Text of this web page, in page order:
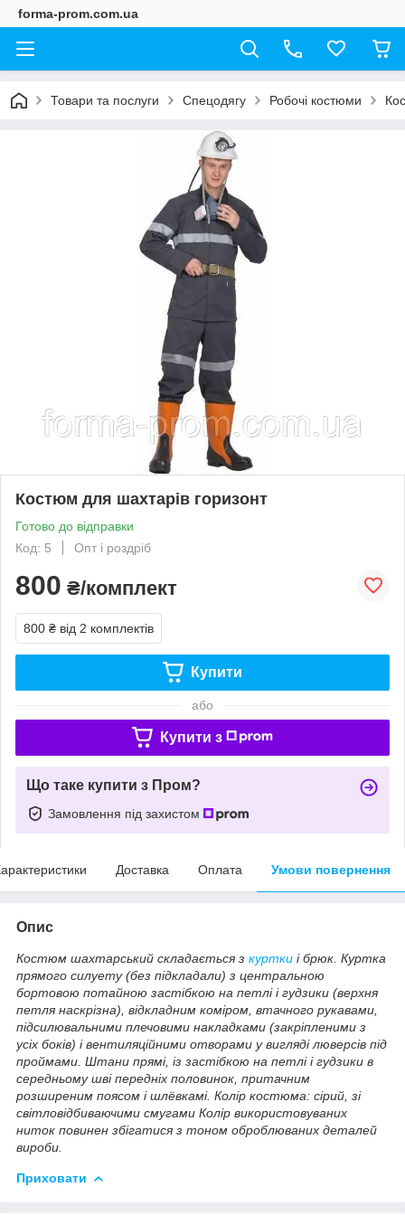
forma-prom.com.ua
Товари та послуги Спецодягу Робочі костюми
Костюм для шахтарів горизонт
Готово до відправки
Код: 5
Опт і роздріб
800 ₴/комплект
800 ₴ від 2 комплектів
Купити
або
Купити з
Що таке купити з Пром?
Замовлення під захистом
Доставка Оплата Умови повернення
Опис
Костюм шахтарський складається з куртки і брюк. Куртка
прямого силуету (без підкладали) з центральною
бортовою потайною застібкою на петлі і гудзики (верхня
петля наскрізна), відкладним коміром, втачного рукавами,
підсилювальними плечовими накладками (закріпленими з
усіх боків) і вентиляційними отворами у вигляді люверсів під
проймами. Штани прямі, із застібкою на петлі і гудзики в
середньому шві передніх половинок, притачним
розширеним поясом і шлёвкамі. Колір костюма: сірий, зі
світловідбиваючими смугами Колір використовуваних
ниток повинен збігатися з тоном оброблюваних деталей
вироби.
Приховати